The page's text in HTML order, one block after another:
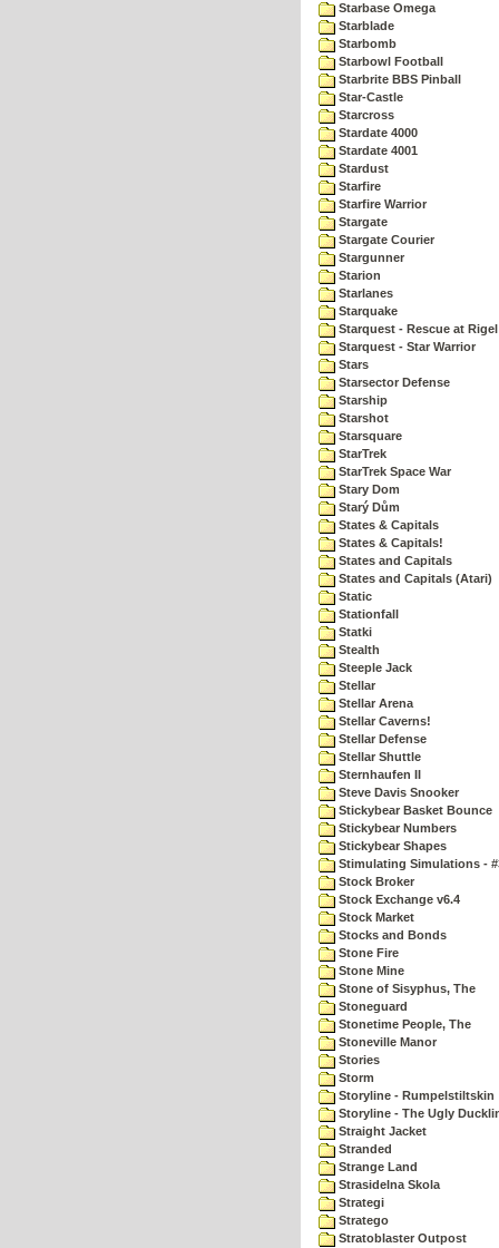
Starbase Omega
Starblade
Starbomb
Starbowl Football
Starbrite BBS Pinball
Star-Castle
Starcross
Stardate 4000
Stardate 4001
Stardust
Starfire
Starfire Warrior
Stargate
Stargate Courier
Stargunner
Starion
Starlanes
Starquake
Starquest - Rescue at Rigel
Starquest - Star Warrior
Stars
Starsector Defense
Starship
Starshot
Starsquare
StarTrek
StarTrek Space War
Stary Dom
Starý Dům
States & Capitals
States & Capitals!
States and Capitals
States and Capitals (Atari)
Static
Stationfall
Statki
Stealth
Steeple Jack
Stellar
Stellar Arena
Stellar Caverns!
Stellar Defense
Stellar Shuttle
Sternhaufen II
Steve Davis Snooker
Stickybear Basket Bounce
Stickybear Numbers
Stickybear Shapes
Stimulating Simulations -
Stock Broker
Stock Exchange v6.4
Stock Market
Stocks and Bonds
Stone Fire
Stone Mine
Stone of Sisyphus, The
Stoneguard
Stonetime People, The
Stoneville Manor
Stories
Storm
Storyline - Rumpelstiltskin
Storyline - The Ugly
Straight Jacket
Stranded
Strange Land
Strasidelna Skola
Strategi
Stratego
Stratoblaster Outpost